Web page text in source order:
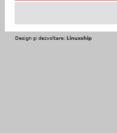
Design şi dezvoltare: Linuxship